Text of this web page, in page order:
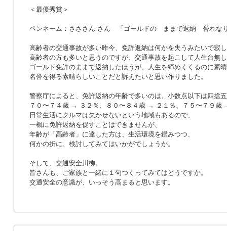
＜最優秀賞＞
ペンネーム：さささん さん 「ゴールドの ままで返納 誉れな
高齢者の交通事故が多い昨今、免許返納は何かを失うみたいで寂
高齢者の方も多いと思うのですが、交通事故を起こして人生台無
ゴールド免許のままで返納したほうが、人生を締めくくるのに素
名誉を得る素晴らしいことだと訴えたいと思い作りました。
警察庁によると、免許返納の年齢で多いのは、小数点以下は四捨
７０〜７４歳 → ３２％、８０〜８４歳 → ２１％、７５〜７９歳
日常生活にクルマは欠かせないという地域もあるので、
一概に免許返納を促すことはできませんが、
年齢が「高齢者」に達した方は、生活環境を鑑みつつ、
何かの折に、検討してみてはいかがでしょうか。
そして、交通安全川柳。
皆さんも、ご家族と一緒に１句つくってみてはどうですか。
交通安全の意識が、いっそう高まると思います。